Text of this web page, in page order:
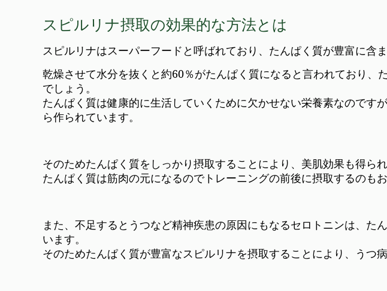
スピルリナ摂取の効果的な方法とは
スピルリナはスーパーフードと呼ばれており、たんぱく質が豊富に含
乾燥させて水分を抜くと約60％がたんぱく質になると言われており、
でしょう。
たんぱく質は健康的に生活していくために欠かせない栄養素なのです
ら作られています。
そのためたんぱく質をしっかり摂取することにより、美肌効果も得られ
たんぱく質は筋肉の元になるのでトレーニングの前後に摂取するのもお
また、不足するとうつなど精神疾患の原因にもなるセロトニンは、た
います。
そのためたんぱく質が豊富なスピルリナを摂取することにより、うつ